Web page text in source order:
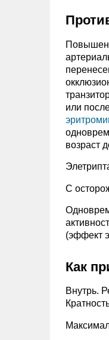
или
возраст
С
(эффект
Как
Внутрь.